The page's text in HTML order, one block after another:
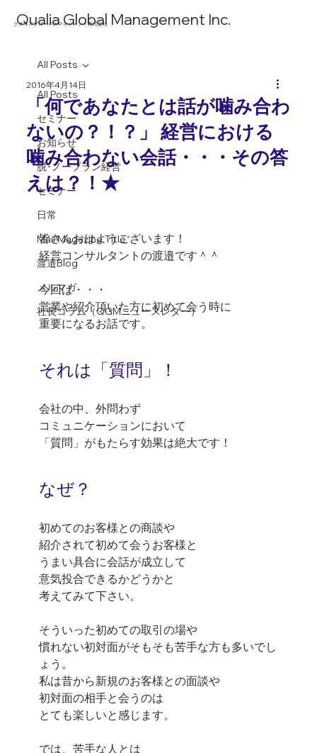
​クオリアグローバルマネジメント株式会社
​Qualia Global Management Inc.
All Posts
セミナー
お知らせ
脱･ノープラン経営
セミナー
日常
Mail Magazine Title
渡邉Blog
メルマガ
社長コラム（QGMニュースレター）
All Posts
「何であなたとは話が噛み合わ
ないの？！？」 経営における
噛み合わない会話・・・その答
えは？！★
2016年4月14日
皆さんおはようございます！
経営コンサルタントの渡邉です＾＾
今回は・・・
営業や紹介頂いた方に初めて会う時に
重要になるお話です。
それは「質問」！
会社の中、外問わず
コミュニケーションにおいて
「質問」がもたらす効果は絶大です！
なぜ？
初めてのお客様との商談や
紹介されて初めて会うお客様と
うまい具合に会話が成立して
意気投合できるかどうかと
考えてみて下さい。
そういった初めての取引の場や
慣れない初対面がそもそも苦手な方も多いでし
ょう。
私は昔から新規のお客様との面談や
初対面の相手と会うのは
とても楽しいと感じます。
では、苦手な人とは